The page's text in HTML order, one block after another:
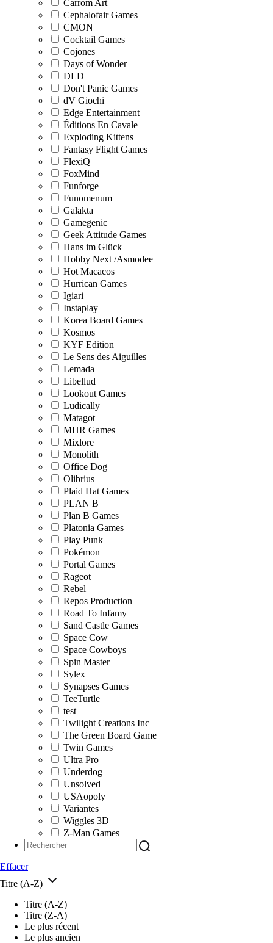
Carrom Art
Cephalofair Games
CMON
Cocktail Games
Cojones
Days of Wonder
DLD
Don't Panic Games
dV Giochi
Edge Entertainment
Éditions En Cavale
Exploding Kittens
Fantasy Flight Games
FlexiQ
FoxMind
Funforge
Funomenum
Galakta
Gamegenic
Geek Attitude Games
Hans im Glück
Hobby Next /Asmodee
Hot Macacos
Hurrican Games
Igiari
Instaplay
Korea Board Games
Kosmos
KYF Edition
Le Sens des Aiguilles
Lemada
Libellud
Lookout Games
Ludically
Matagot
MHR Games
Mixlore
Monolith
Office Dog
Olibrius
Plaid Hat Games
PLAN B
Plan B Games
Platonia Games
Play Punk
Pokémon
Portal Games
Rageot
Rebel
Repos Production
Road To Infamy
Sand Castle Games
Space Cow
Space Cowboys
Spin Master
Sylex
Synapses Games
TeeTurtle
test
Twilight Creations Inc
The Green Board Game
Twin Games
Ultra Pro
Underdog
Unsolved
USAopoly
Variantes
Wiggles 3D
Z-Man Games
Effacer
Titre (A-Z)
Titre (A-Z)
Titre (Z-A)
Le plus récent
Le plus ancien